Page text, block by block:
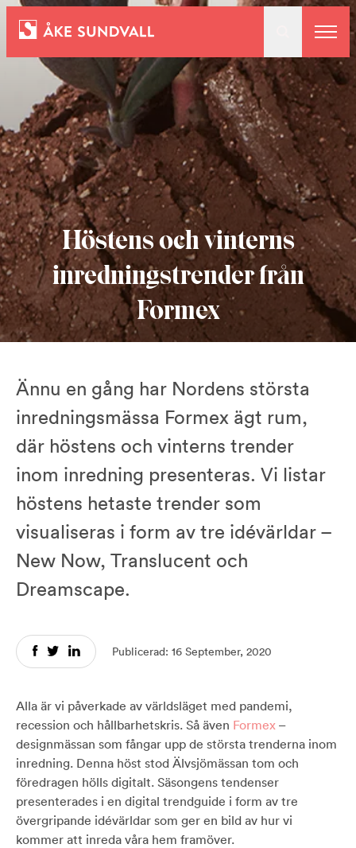
Bostäder
Lokaler och parkering
Entreprenad
Om oss
Kontakt
Höstens och vinterns
inredningstrender från
Formex
Ännu en gång har Nordens största
inredningsmässa Formex ägt rum,
där höstens och vinterns trender
inom inredning presenteras. Vi listar
höstens hetaste trender som
visualiseras i form av tre idévärldar –
New Now, Translucent och
Dreamscape.
Publicerad: 16 September, 2020
Alla är vi påverkade av världsläget med pandemi,
recession och hållbarhetskris. Så även Formex –
designmässan som fångar upp de största trenderna inom
inredning. Denna höst stod Älvsjömässan tom och
föredragen hölls digitalt. Säsongens tendenser
presenterades i en digital trendguide i form av tre
övergripande idévärldar som ger en bild av hur vi
kommer att inreda våra hem framöver.